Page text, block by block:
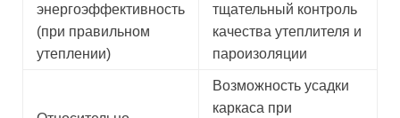
энергоэффективность
(при правильном
утеплении)
тщательный контроль
качества утеплителя и
пароизоляции
Возможность усадки
каркаса при